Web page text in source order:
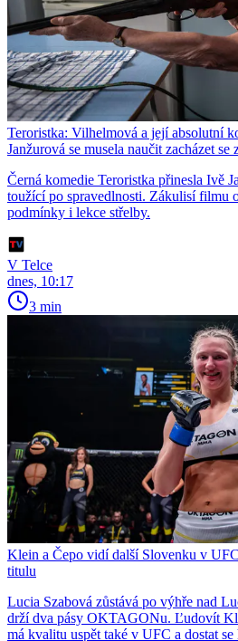
Teroristka: Vilhelmová a její absolutní
Janžurová se musela naučit zacházet se
Černá komedie Teroristka přinesla Ivě
toužící po spravedlnosti. Zákulisí filmu
podmínky i lekce střelby.
V Telce
dnes, 10:17
3 min
Klein a Čepo vidí další Slovenku v
titulu
Lucia Szabová zůstává po výhře nad
drží dva pásy OKTAGONu. Ľudovít
má kvalitu uspět také v UFC a dostat